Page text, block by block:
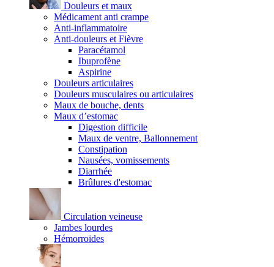
Douleurs et maux
Médicament anti crampe
Anti-inflammatoire
Anti-douleurs et Fièvre
Paracétamol
Ibuprofène
Aspirine
Douleurs articulaires
Douleurs musculaires ou articulaires
Maux de bouche, dents
Maux d’estomac
Digestion difficile
Maux de ventre, Ballonnement
Constipation
Nausées, vomissements
Diarrhée
Brûlures d'estomac
Circulation veineuse
Jambes lourdes
Hémorroïdes